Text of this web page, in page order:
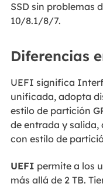
SSD sin problemas
10/8.1/8/7.
Diferencias
UEFI significa
unificada, adopta
estilo de partición
de entrada y
con estilo de
UEFI permite a los
más allá de 2 TB.